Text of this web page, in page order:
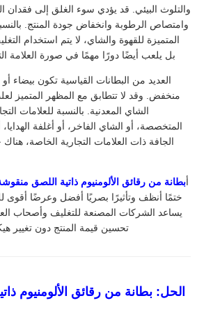
والتلوث البيئي. قد يؤدي سوء الغلق إلى فقدان
وامتصاص الرطوبة وانخفاض جودة المنتج.
المتميزة للقهوة والشاي، لا يتم استخدام
بل يلعب أيضًا دورًا مهمًا في صورة العلامة
العديد من البطانات القياسية تكون بيضاء
منخفض. وقد لا تتطابق مع المظهر المتميز
الشاي المعدنية. بالنسبة للعلامات
المتخصصة، أو الشاي الفاخر، أو أغلفة الهدايا،
الجافة ذات العلامات التجارية الخاصة،
أبطانة من رقائق الألومنيوم ذاتية اللصق
ختمًا أنظف وتأثيرًا بصريًا أفضل وعرضًا أقوى
يساعد الشركات المصنعة للتغليف وأصحاب
تحسين قيمة المنتج دون تغيير
الحل: بطانة من رقائق الألومنيوم